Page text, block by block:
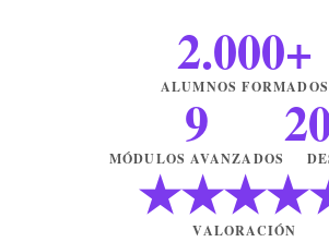
2.000+
ALUMNOS FORMADOS
9
MÓDULOS AVANZADOS
VALORACIÓN